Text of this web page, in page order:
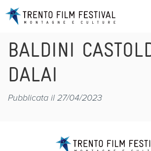
BALDINI
DALAI
Pubblicata il 27/04/2023